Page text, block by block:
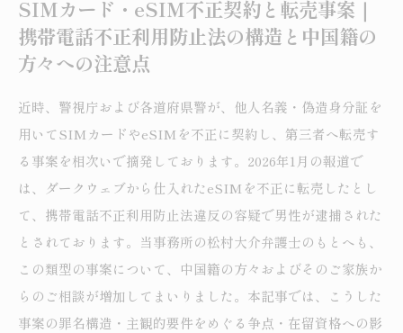
SIMカード・eSIM不正契約と転売事案｜
携帯電話不正利用防止法の構造と中国籍の
方々への注意点
近時、警視庁および各道府県警が、他人名義・偽造身分証を
用いてSIMカードやeSIMを不正に契約し、第三者へ転売す
る事案を相次いで摘発しております。2026年1月の報道で
は、ダークウェブから仕入れたeSIMを不正に転売したとし
て、携帯電話不正利用防止法違反の容疑で男性が逮捕された
とされております。当事務所の松村大介弁護士のもとへも、
この類型の事案について、中国籍の方々およびそのご家族か
らのご相談が増加してまいりました。本記事では、こうした
事案の罪名構造・主観的要件をめぐる争点・在留資格への影